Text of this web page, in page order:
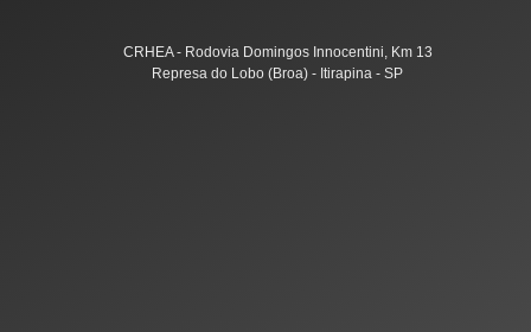
CRHEA - Rodovia Domingos Innocentini, Km 13
Represa do Lobo (Broa) - Itirapina - SP